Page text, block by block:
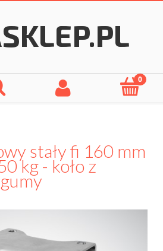
stały fi 160 mm
kg - koło z